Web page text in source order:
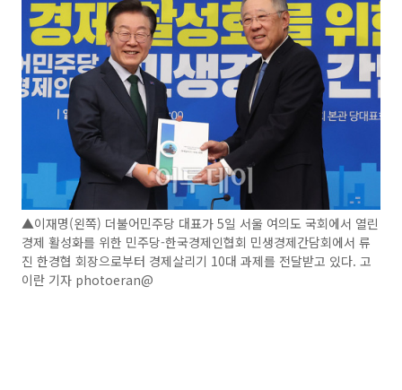
▲이재명(왼쪽) 더불어민주당 대표가 5일 서울 여의도 국회에서 열린
경제 활성화를 위한 민주당-한국경제인협회 민생경제간담회에서 류
진 한경협 회장으로부터 경제살리기 10대 과제를 전달받고 있다. 고
이란 기자 photoeran@